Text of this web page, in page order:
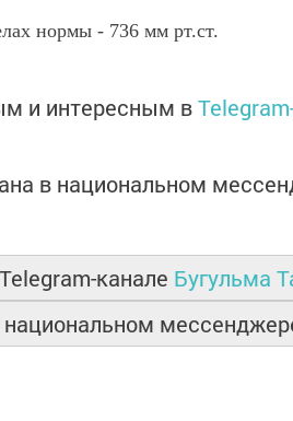
нормы - 736 мм рт.ст.
и интересным в
в национальном
канале Бугульма